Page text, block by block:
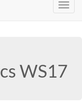
WS17